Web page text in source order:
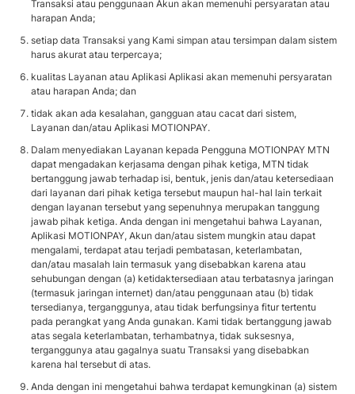
Transaksi atau penggunaan Akun akan memenuhi persyaratan atau
harapan Anda;
setiap data Transaksi yang Kami simpan atau tersimpan dalam sistem
harus akurat atau terpercaya;
kualitas Layanan atau Aplikasi Aplikasi akan memenuhi persyaratan
atau harapan Anda; dan
tidak akan ada kesalahan, gangguan atau cacat dari sistem,
Layanan dan/atau Aplikasi MOTIONPAY.
Dalam menyediakan Layanan kepada Pengguna MOTIONPAY MTN
dapat mengadakan kerjasama dengan pihak ketiga, MTN tidak
bertanggung jawab terhadap isi, bentuk, jenis dan/atau ketersediaan
dari layanan dari pihak ketiga tersebut maupun hal-hal lain terkait
dengan layanan tersebut yang sepenuhnya merupakan tanggung
jawab pihak ketiga. Anda dengan ini mengetahui bahwa Layanan,
Aplikasi MOTIONPAY, Akun dan/atau sistem mungkin atau dapat
mengalami, terdapat atau terjadi pembatasan, keterlambatan,
dan/atau masalah lain termasuk yang disebabkan karena atau
sehubungan dengan (a) ketidaktersediaan atau terbatasnya jaringan
(termasuk jaringan internet) dan/atau penggunaan atau (b) tidak
tersedianya, terganggunya, atau tidak berfungsinya fitur tertentu
pada perangkat yang Anda gunakan. Kami tidak bertanggung jawab
atas segala keterlambatan, terhambatnya, tidak suksesnya,
terganggunya atau gagalnya suatu Transaksi yang disebabkan
karena hal tersebut di atas.
Anda dengan ini mengetahui bahwa terdapat kemungkinan (a) sistem